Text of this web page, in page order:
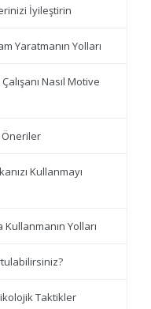
İyileştirin
Yaratmanın Yolları
Nasıl Motive
Öneriler
Kullanmayı
Kullanmanın Yolları
Taktikler